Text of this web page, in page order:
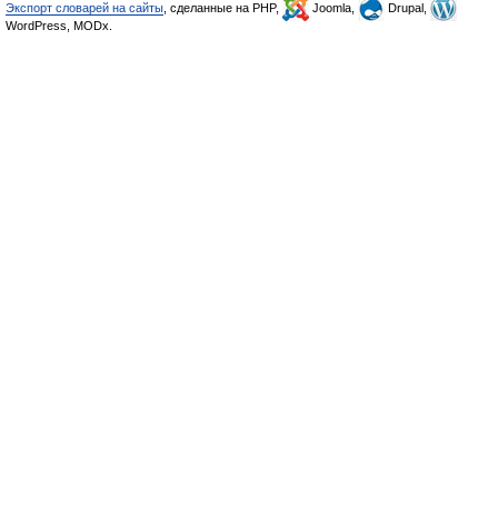
Экспорт словарей на сайты , сделанные на PHP, Joomla,
Drupal,
WordPress, MODx.